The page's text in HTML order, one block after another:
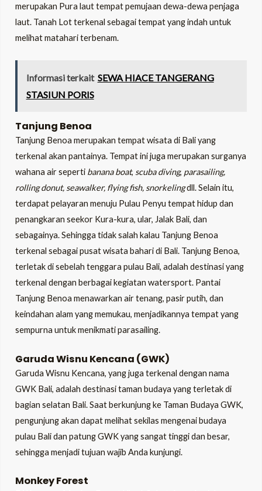
merupakan Pura laut tempat pemujaan dewa-dewa penjaga
laut. Tanah Lot terkenal sebagai tempat yang indah untuk
melihat matahari terbenam.
Informasi terkait SEWA HIACE TANGERANG
STASIUN PORIS
Tanjung Benoa
Tanjung Benoa merupakan tempat wisata di Bali yang
terkenal akan pantainya. Tempat ini juga merupakan surganya
wahana air seperti banana boat, scuba diving, parasailing,
rolling donut, seawalker, flying fish, snorkelingdll. Selain itu,
terdapat pelayaran menuju Pulau Penyu tempat hidup dan
penangkaran seekor Kura-kura, ular, Jalak Bali, dan
sebagainya. Sehingga tidak salah kalau Tanjung Benoa
terkenal sebagai pusat wisata bahari di Bali. Tanjung Benoa,
terletak di sebelah tenggara pulau Bali, adalah destinasi yang
terkenal dengan berbagai kegiatan watersport. Pantai
Tanjung Benoa menawarkan air tenang, pasir putih, dan
keindahan alam yang memukau, menjadikannya tempat yang
sempurna untuk menikmati parasailing.
Garuda Wisnu Kencana (GWK)
Garuda Wisnu Kencana, yang juga terkenal dengan nama
GWK Bali, adalah destinasi taman budaya yang terletak di
bagian selatan Bali. Saat berkunjung ke Taman Budaya GWK,
pengunjung akan dapat melihat sekilas mengenai budaya
pulau Bali dan patung GWK yang sangat tinggi dan besar,
sehingga menjadi tujuan wajib Anda kunjungi.
Monkey Forest